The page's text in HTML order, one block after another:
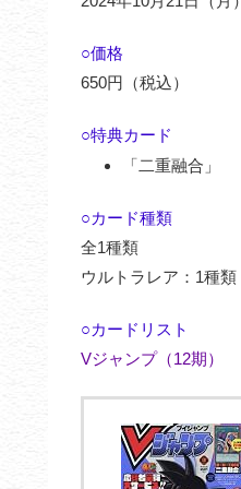
○価格
650円（税込）
○特典カード
「二重融合」
○カード種類
全1種類
ウルトラレア：1種類
○カードリスト
Vジャンプ（12期）